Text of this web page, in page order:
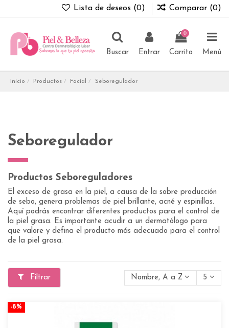
Lista de deseos (0) Comparar (0)
Buscar Entrar
0
Carrito Menú
Inicio Productos Facial Seboregulador
Seboregulador
Productos Seboreguladores
El exceso de grasa en la piel, a causa de la sobre producción
de sebo, genera problemas de piel brillante, acné y espinillas.
Aquí podrás encontrar diferentes productos para el control de
la piel grasa. Es importante acudir a un dermatólogo para
que valore y defina el producto más adecuado para el control
de la piel grasa.
Filtrar Nombre, A a Z 5
-8%